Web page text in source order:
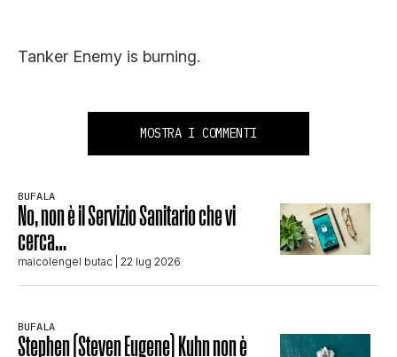
Tanker Enemy is burning.
MOSTRA I COMMENTI
BUFALA
No, non è il Servizio Sanitario che vi
cerca…
maicolengel butac | 22 lug 2026
BUFALA
Stephen (Steven Eugene) Kuhn non è